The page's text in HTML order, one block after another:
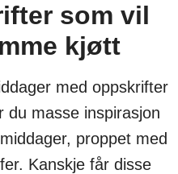
som vil
kjøtt
med oppskrifter
du masse inspirasjon
proppet med
Kanskje får disse